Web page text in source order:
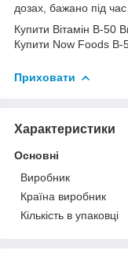
дозах, бажано під час
Купити Вітамін B-50
Купити Now Foods
Приховати
Характеристики
Основні
Виробник
Країна виробник
Кількість в упаковці